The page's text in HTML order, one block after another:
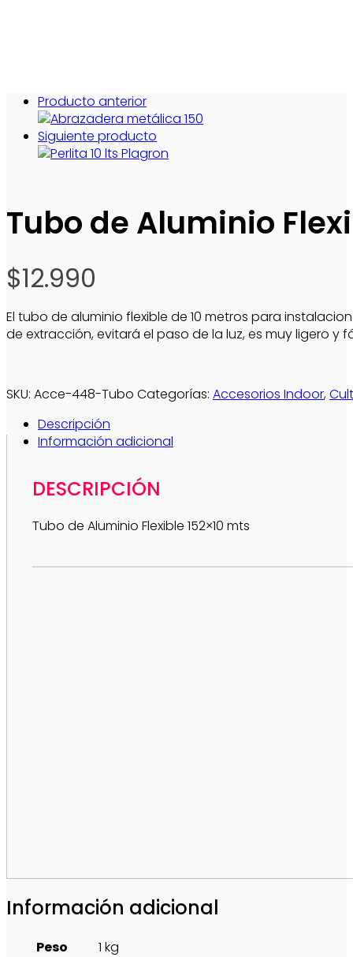
Producto anterior
Siguiente producto
Tubo de Aluminio
$12.990
El tubo de aluminio flexible de 10 metros para
de extracción, evitará el paso de la luz, es muy ligero y
SKU: Acce-448-Tubo Categorías: Accesorios Indoor,
Descripción
Información adicional
DESCRIPCIÓN
Tubo de Aluminio Flexible 152×10 mts
Información adicional
Peso
1 kg